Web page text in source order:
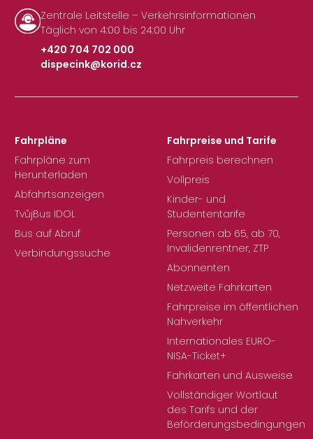
Zentrale Leitstelle – Verkehrsinformationen
Täglich von 4:00 bis 24:00 Uhr
+420 704 702 000
|
dispecink@korid.cz
Fahrpläne
Fahrpläne zum
Herunterladen
Abfahrtsanzeigen
TvůjBus IDOL
Bus auf Abruf
Verbindungssuche
Fahrpreise und Tarife
Fahrpreis berechnen
Vollpreis
Kinder- und
Studententarife
Personen ab 65, ab 70,
Invalidenrentner, ZTP
Abonnenten
Netzweite Fahrkarten
Fahrpreise im öffentlichen
Nahverkehr
Internationales EURO-
NISA-Ticket+
Fahrkarten und Ausweise
Vollständiger Wortlaut
des Tarifs und der
Beförderungsbedingungen